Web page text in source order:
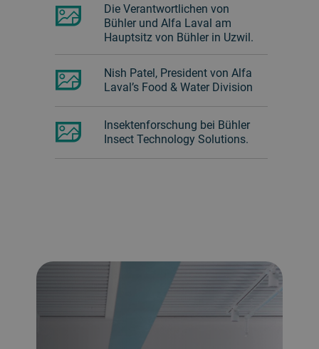
Die Verantwortlichen von
Bühler und Alfa Laval am
Hauptsitz von Bühler in Uzwil.
Nish Patel, President von Alfa
Laval’s Food & Water Division
Insektenforschung bei Bühler
Insect Technology Solutions.